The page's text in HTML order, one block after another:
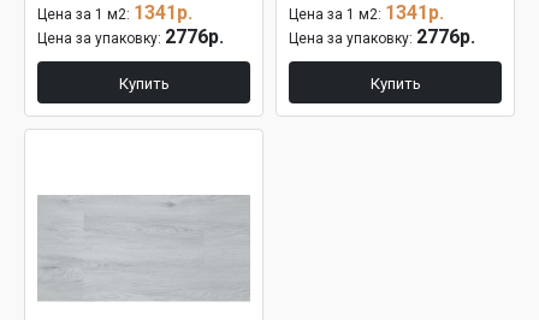
Цена за 1 м2: 1341р.
Цена за упаковку: 2776р.
Купить
Цена за 1 м2: 1341р.
Цена за упаковку: 2776р.
Купить